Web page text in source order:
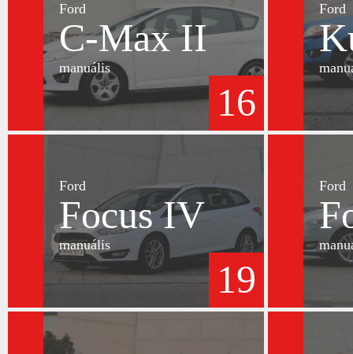
Ford
C-Max II
manuális
16
Ford
Ford
Focus IV
manuális
19
Ford